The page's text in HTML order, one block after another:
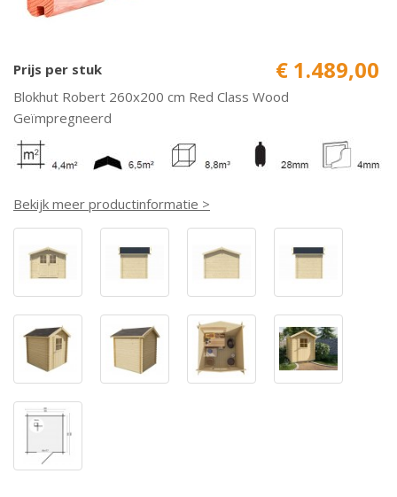
Prijs per stuk € 1.489,00
Blokhut Robert 260x200 cm Red Class Wood
Geïmpregneerd
Bekijk meer productinformatie >